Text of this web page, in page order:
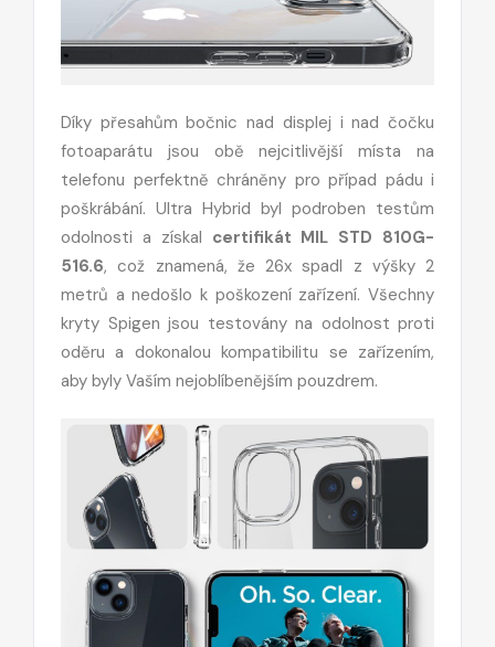
Díky přesahům bočnic nad displej i nad čočku
fotoaparátu jsou obě nejcitlivější místa na
telefonu perfektně chráněny pro případ pádu i
poškrábání. Ultra Hybrid byl podroben testům
odolnosti a získal certifikát MIL STD 810G-
516.6, což znamená, že 26x spadl z výšky 2
metrů a nedošlo k poškození zařízení. Všechny
kryty Spigen jsou testovány na odolnost proti
oděru a dokonalou kompatibilitu se zařízením,
aby byly Vaším nejoblíbenějším pouzdrem.